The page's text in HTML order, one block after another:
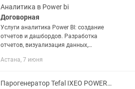
секреты и...
Аналитика в Power bi
Договорная
Услуги аналитика Power BI: создание
отчетов и дашбордов. Разработка
отчетов, визуализация данных,
работы: удаленно, по проекту или
Астана, 7 июня
Парогенератор Tefal IXEO POWER QT2020E0 черный